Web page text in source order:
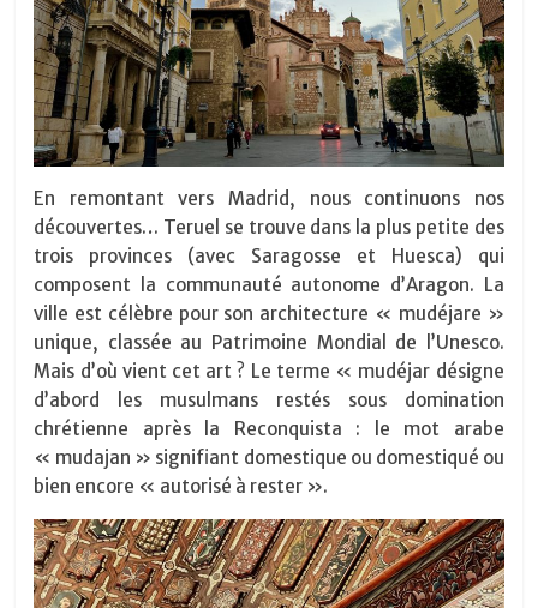
En remontant vers Madrid, nous continuons nos
découvertes… Teruel se trouve dans la plus petite des
trois provinces (avec Saragosse et Huesca) qui
composent la communauté autonome d’Aragon. La
ville est célèbre pour son architecture « mudéjare »
unique, classée au Patrimoine Mondial de l’Unesco.
Mais d’où vient cet art ? Le terme « mudéjar désigne
d’abord les musulmans restés sous domination
chrétienne après la Reconquista : le mot arabe
« mudajan » signifiant domestique ou domestiqué ou
bien encore « autorisé à rester ».